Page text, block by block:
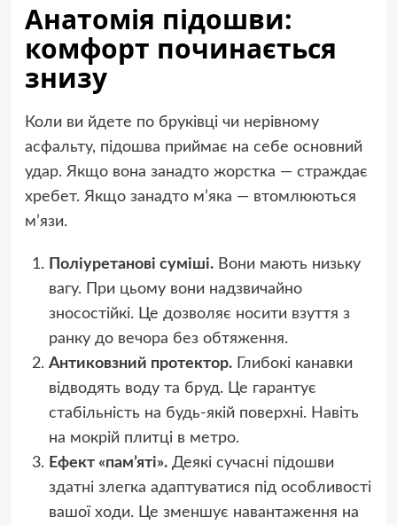
Анатомія підошви:
комфорт починається
знизу
Коли ви йдете по бруківці чи нерівному
асфальту, підошва приймає на себе основний
удар. Якщо вона занадто жорстка — страждає
хребет. Якщо занадто м’яка — втомлюються
м’язи.
Поліуретанові суміші.Вони мають низьку
вагу. При цьому вони надзвичайно
зносостійкі. Це дозволяє носити взуття з
ранку до вечора без обтяження.
Антиковзний протектор.Глибокі канавки
відводять воду та бруд. Це гарантує
стабільність на будь-якій поверхні. Навіть
на мокрій плитці в метро.
Ефект «пам’яті».Деякі сучасні підошви
здатні злегка адаптуватися під особливості
вашої ходи. Це зменшує навантаження на